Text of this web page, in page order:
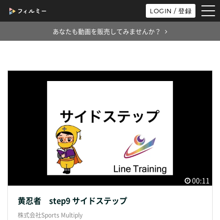
LOGIN / 登録
あなたも動画を販売してみませんか？
00:11
黄忍者 step9 サイドステップ
株式会社Sports Multiply